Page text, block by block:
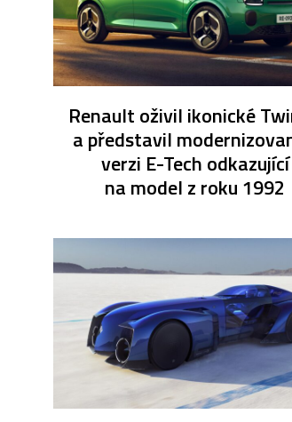
Renault oživil ikonické
a představil
verzi E-Tech odkazující
na model z roku 1992